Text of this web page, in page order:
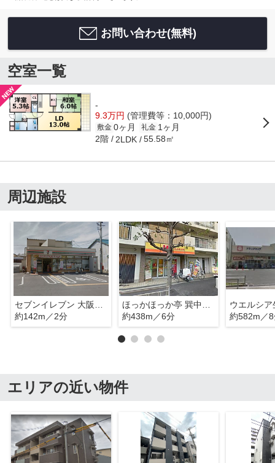
お問い合わせ(無料)
空室一覧
-
9.3万円 (管理費等：10,000円)
敷金 0ヶ月 礼金 1ヶ月
2階 2LDK 55.58㎡
周辺施設
約142m／2分
約438m／6分
ウエルシ
約582m／
エリアの近い物件